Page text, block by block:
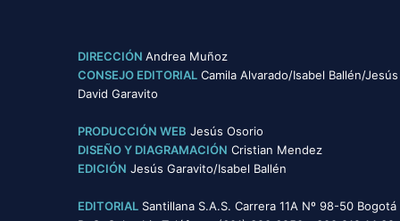
DIRECCIÓN Andrea Muñoz
CONSEJO EDITORIAL Camila Alvarado/Isabel Ballén/Jesús
David Garavito
PRODUCCIÓN WEB Jesús Osorio
DISEÑO Y DIAGRAMACIÓN Cristian Mendez
EDICIÓN Jesús Garavito/Isabel Ballén
EDITORIAL Santillana S.A.S. Carrera 11A Nº 98-50 Bogotá